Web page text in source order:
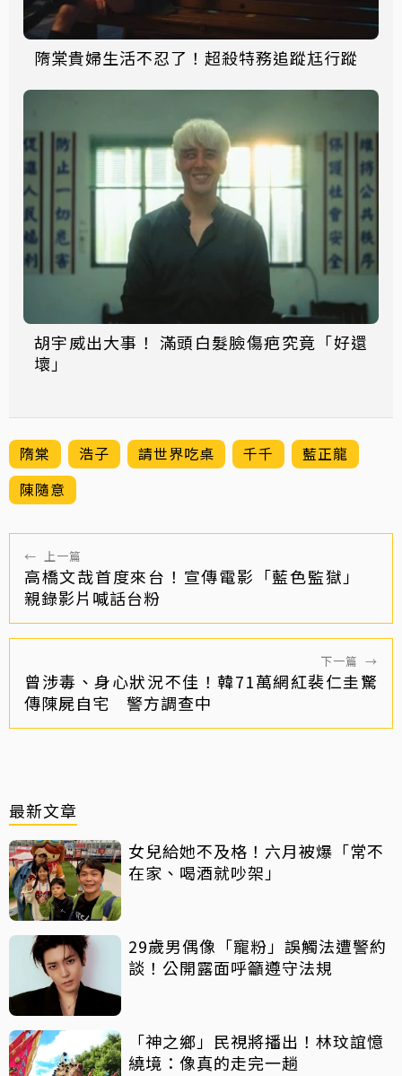
隋棠貴婦生活不忍了！超殺特務追蹤尪行蹤
胡宇威出大事！ 滿頭白髮臉傷疤究竟「好還
壞」
隋棠 浩子 請世界吃桌 千千
藍正龍
陳隨意
← 上一篇
高橋文哉首度來台！宣傳電影「藍色監獄」
親錄影片喊話台粉
下一篇 →
曾涉毒、身心狀況不佳！韓71萬網紅裴仁圭驚
傳陳屍自宅 警方調查中
最新文章
女兒給她不及格！六月被爆「常不
在家、喝酒就吵架」
29歲男偶像「寵粉」誤觸法遭警約
談！公開露面呼籲遵守法規
「神之鄉」民視將播出！林玟誼憶
繞境：像真的走完一趟